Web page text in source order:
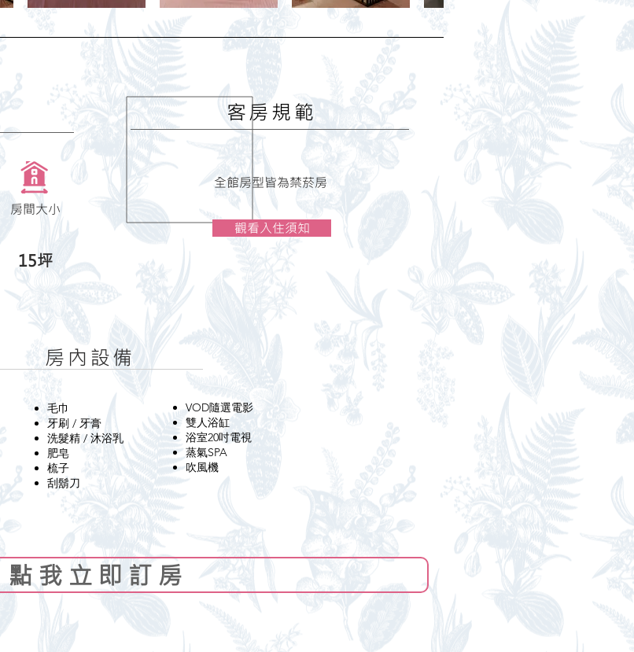
15坪
​房間大小
全館房型皆為禁菸房
​客房規範
觀看入住須知
房內設備
毛巾
​牙刷 / 牙膏​
​洗髮精 / 沐浴乳
​肥皂
梳子
​刮鬍刀
VOD隨選電影
雙人浴缸
浴室20吋電視
蒸氣SPA
吹風機​
點 我 立 即 訂 房